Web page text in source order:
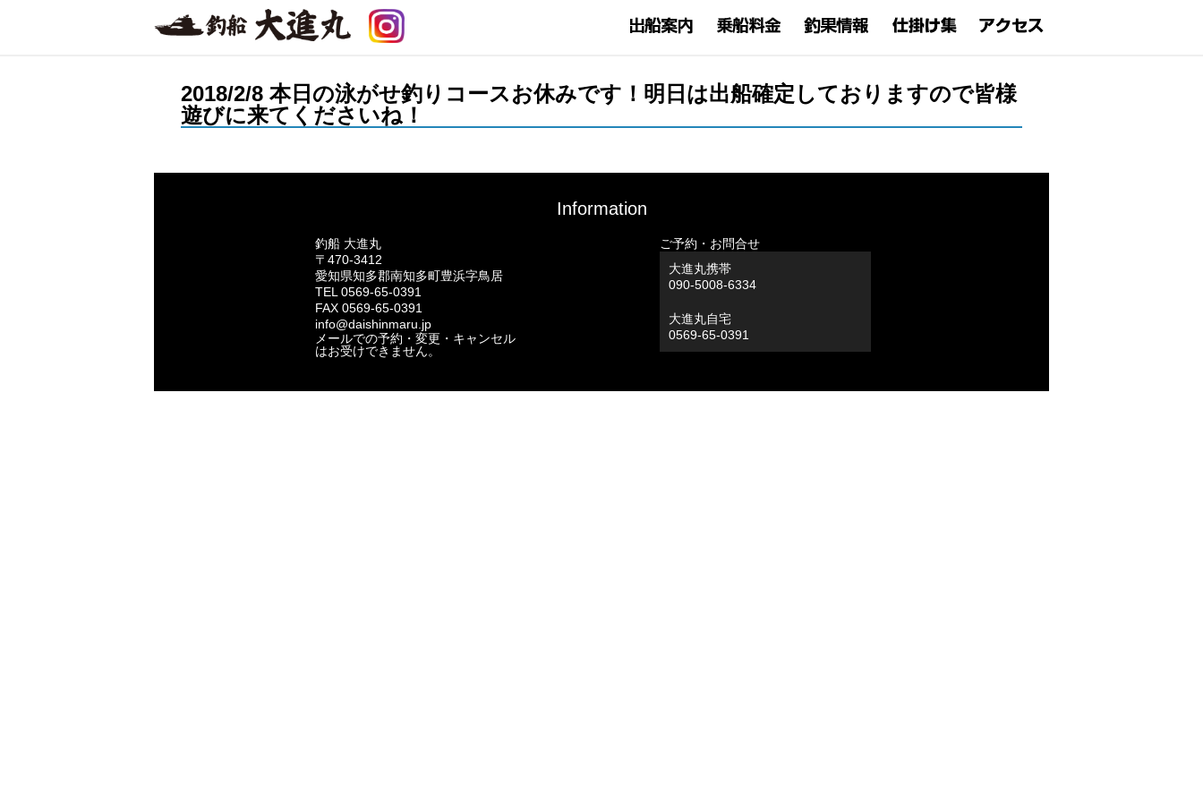
2018/2/8 本日の泳がせ釣りコースお休みです！明日は出船確定しておりますので皆様
遊びに来てくださいね！
Information
釣船 大進丸
〒470-3412
愛知県知多郡南知多町豊浜字鳥居
TEL 0569-65-0391
FAX 0569-65-0391
info@daishinmaru.jp
メールでの予約・変更・キャンセル
はお受けできません。
ご予約・お問合せ
大進丸携帯
090-5008-6334
大進丸自宅
0569-65-0391